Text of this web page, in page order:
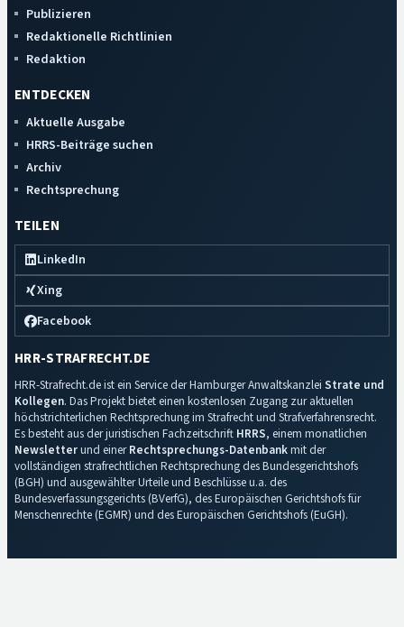
Publizieren
Redaktionelle Richtlinien
Redaktion
ENTDECKEN
Aktuelle Ausgabe
HRRS-Beiträge suchen
Archiv
Rechtsprechung
TEILEN
LinkedIn
Xing
Facebook
HRR-STRAFRECHT.DE
HRR-Strafrecht.de ist ein Service der Hamburger Anwaltskanzlei Strate und
Kollegen. Das Projekt bietet einen kostenlosen Zugang zur aktuellen
höchstrichterlichen Rechtsprechung im Strafrecht und Strafverfahrensrecht.
Es besteht aus der juristischen Fachzeitschrift HRRS, einem monatlichen
Newsletterund einerRechtsprechungs-Datenbankmit der
vollständigen strafrechtlichen Rechtsprechung des Bundesgerichtshofs
(BGH) und ausgewählter Urteile und Beschlüsse u.a. des
Bundesverfassungsgerichts (BVerfG), des Europäischen Gerichtshofs für
Menschenrechte (EGMR) und des Europäischen Gerichtshofs (EuGH).